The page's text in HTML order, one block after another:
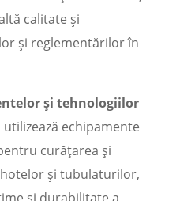
calitate și
și reglementărilor în
și tehnologiilor
utilizează echipamente
curățarea și
și tubulaturilor,